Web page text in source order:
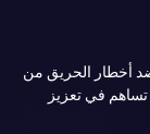
ضد أخطار الحريق من
تساهم في تعزيز